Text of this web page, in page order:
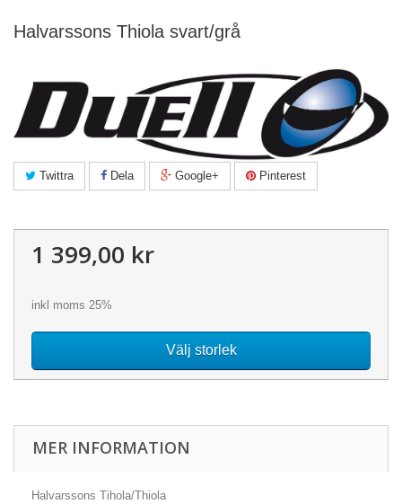
Halvarssons Thiola svart/grå
Twittra Dela Google+ Pinterest
1 399,00 kr
inkl moms 25%
Välj storlek
MER INFORMATION
Halvarssons Tihola/Thiola